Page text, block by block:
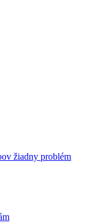
žiadny problém